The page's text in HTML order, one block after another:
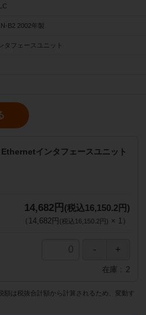
B2 2002年製
タフェースユニット
インタフェースユニット
14,682円 (税込16,150.2円)
（ 14,682円 (税込16,150.2円) × 1）
在庫 2
は税抜合計額から計算されるため、変動す